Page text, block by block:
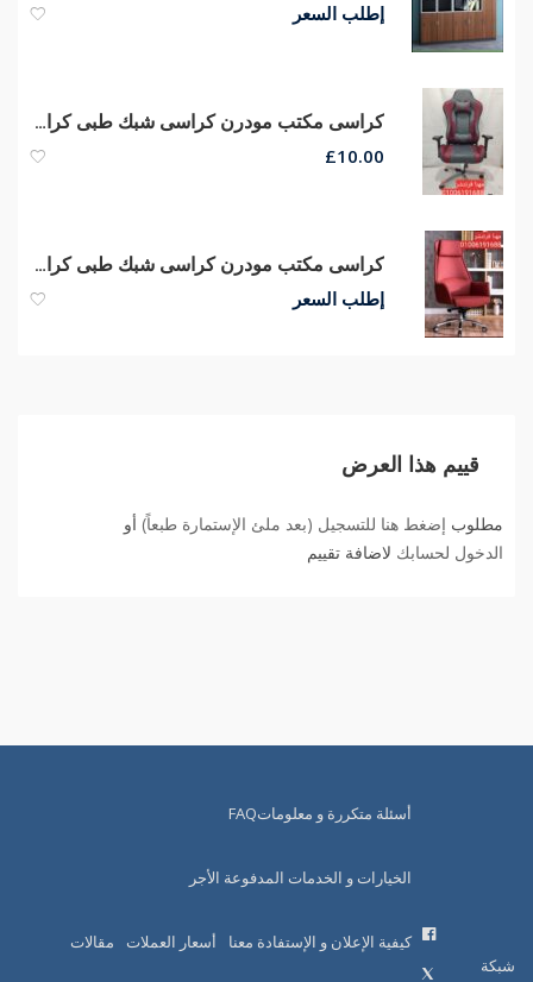
إطلب السعر
كراسى مكتب مودرن كراسى شبك طبى كراسى مدير عام جلد من مصانع مهنا
£10.00
كراسى مكتب مودرن كراسى شبك طبى كراسى مدير عام جلد طبيعي من مصانع مهنا
إطلب السعر
قييم هذا العرض
مطلوب إضغط هنا للتسجيل (بعد ملئ الإستمارة طبعاً) أو
الدخول لحسابك لاضافة تقييم
شبكة
أسئلة متكررة و معلوماتFAQ
الخيارات و الخدمات المدفوعة الأجر
كيفية الإعلان و الإستفادة معنا أسعار العملات مقالات